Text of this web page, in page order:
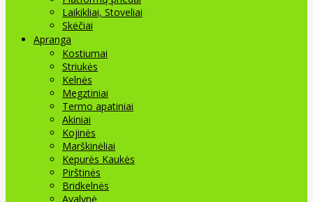
Laikikliai, Stoveliai
Skėčiai
Apranga
Kostiumai
Striukės
Kelnės
Megztiniai
Termo apatiniai
Akiniai
Kojinės
Marškinėliai
Kepurės Kaukės
Pirštinės
Bridkelnės
Avalynė